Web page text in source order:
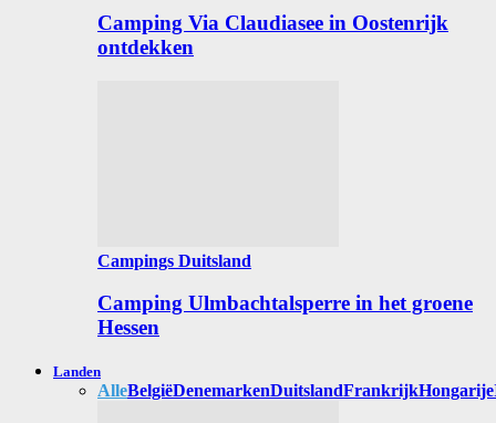
Camping Via Claudiasee in Oostenrijk
ontdekken
Campings Duitsland
Camping Ulmbachtalsperre in het groene
Hessen
Landen
AlleBelgiëDenemarkenDuitslandFrankrijkHongarije